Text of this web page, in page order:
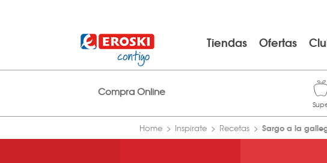
Tiendas Ofertas
Compra Online
Home Inspirate Recetas Sargo a la